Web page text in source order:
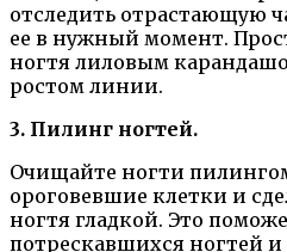
отследить отрастающую
ее в нужный момент.
ногтя лиловым
ростом линии.
3. Пилинг ногтей.
Очищайте ногти
ороговевшие клетки и
ногтя гладкой. Это
потрескавшихся ногтей и